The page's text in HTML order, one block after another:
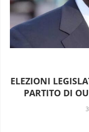
ELEZIONI
PARTITO DI